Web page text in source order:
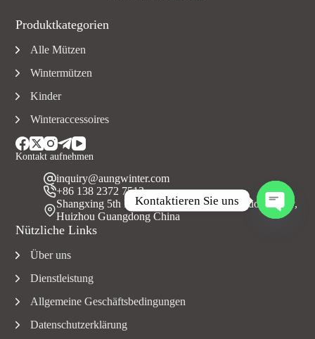
Kontakt aufnehmen
inquiry@aungwinter.com
+86 138 2372 7513
Shangxing 5th Road, Yuanzhou Town, Boluo County,
Huizhou Guangdong China
Nützliche Links
Über uns
Dienstleistung
Allgemeine Geschäftsbedingungen
Datenschutzerklärung
Produktkategorien
Alle Mützen
Wintermützen
Kinder
Winteraccessoires
Kontaktieren Sie uns